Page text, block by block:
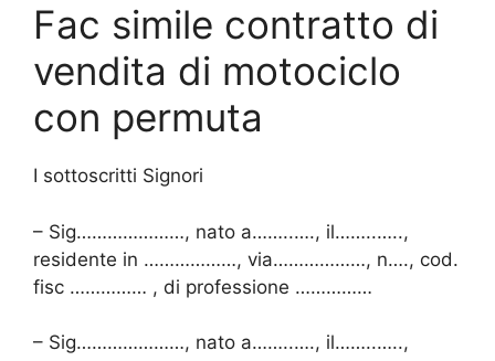
Fac simile contratto di
vendita di motociclo
con permuta
I sottoscritti Signori
– Sig…………………, nato a……..…., il……..…..,
residente in ………………, via………………, n…., cod.
fisc …………… , di professione ……………
– Sig…………………, nato a……..…., il……..…..,